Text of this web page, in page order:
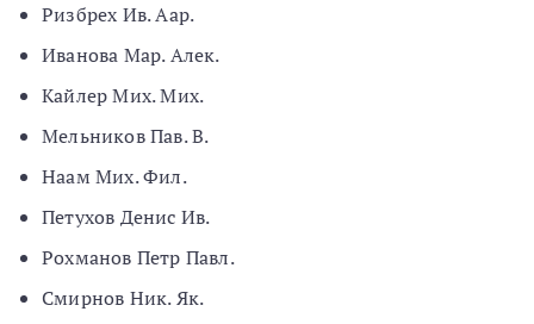
Ризбрех Ив. Аар.
Иванова Мар. Алек.
Кайлер Мих. Мих.
Мельников Пав. В.
Наам Мих. Фил.
Петухов Денис Ив.
Рохманов Петр Павл.
Смирнов Ник. Як.